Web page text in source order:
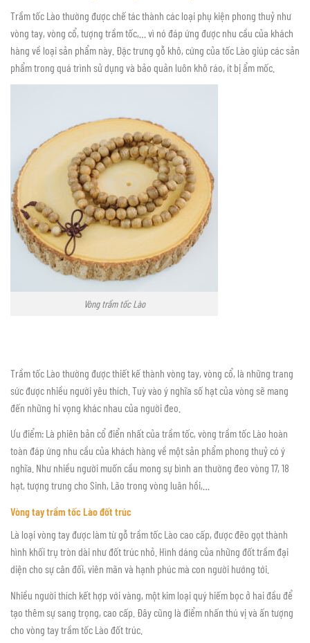
Trầm tốc Lào thường được chế tác thành các loại phụ kiện phong thuỷ như
vòng tay, vòng cổ, tượng trầm tốc,… vì nó đáp ứng được nhu cầu của khách
hàng về loại sản phẩm này. Đặc trưng gỗ khô, cứng của tốc Lào giúp các sản
phẩm trong quá trình sử dụng và bảo quản luôn khô ráo, ít bị ẩm mốc.
Vòng trầm tốc Lào
Trầm tốc Lào thường được thiết kế thành vòng tay, vòng cổ, là những trang
sức được nhiều người yêu thích. Tuỳ vào ý nghĩa số hạt của vòng sẽ mang
đến những hi vọng khác nhau của người đeo.
Ưu điểm: Là phiên bản cổ điển nhất của trầm tốc, vòng trầm tốc Lào hoàn
toàn đáp ứng nhu cầu của khách hàng về một sản phẩm phong thuỷ có ý
nghĩa. Như nhiều người muốn cầu mong sự bình an thường đeo vòng 17, 18
hạt, tượng trưng cho Sinh, Lão trong vòng luân hồi,…
Vòng tay trầm tốc Lào đốt trúc
Là loại vòng tay được làm từ gỗ trầm tốc Lào cao cấp, được đẽo gọt thành
hình khối trụ tròn dài như đốt trúc nhỏ. Hình dáng của những đốt trầm đại
diện cho sự cân đối, viên mãn và hạnh phúc mà con người hướng tới.
Nhiều người thích kết hợp với vàng, một kim loại quý hiếm bọc ở hai đầu để
tạo thêm sự sang trọng, cao cấp. Đây cũng là điểm nhấn thú vị và ấn tượng
cho vòng tay trầm tốc Lào đốt trúc.